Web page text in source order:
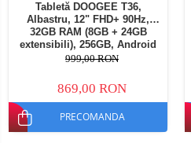
Tabletă DOOGEE T36,
Albastru, 12" FHD+ 90Hz,
32GB RAM (8GB + 24GB
extensibili), 256GB, Android
15, 8800mAh, Dual SIM
999,00 RON
869,00 RON
PRECOMANDA